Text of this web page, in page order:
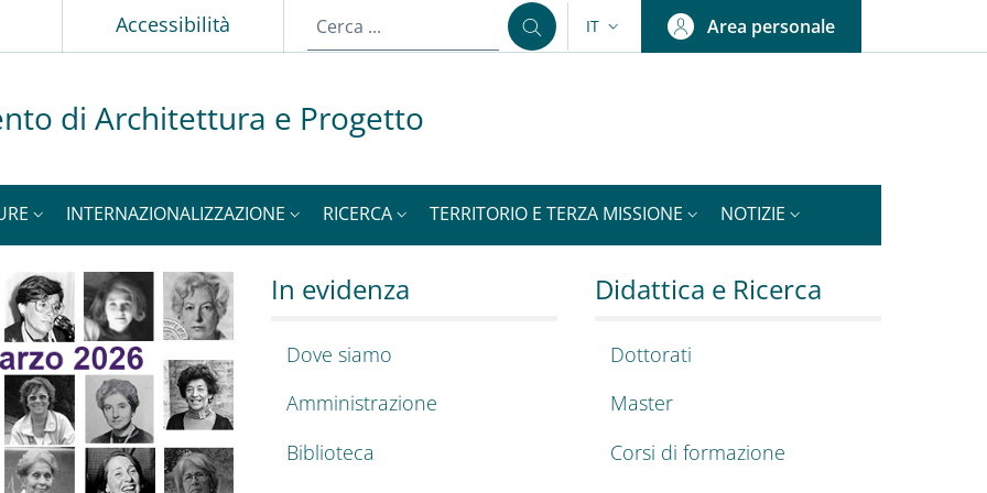
Accessibilità SELETTORE LINGUA: CURRENT LANGUAGE
IT Area personale
di Architettura e Progetto
INTERNAZIONALIZZAZIONE RICERCA TERRITORIO E TERZA MISSIONE NOTIZIE
e Progetto
DiAP In evidenza
Dove siamo
Amministrazione
Biblioteca
Didattica e Ricerca
Dottorati
Master
Corsi di formazione